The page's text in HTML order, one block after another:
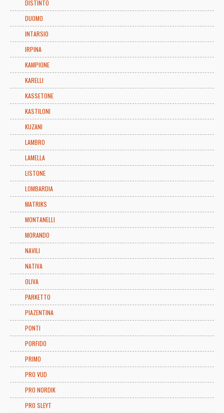
DISTINTO
DUOMO
INTARSIO
IRPINA
KAMPIONE
KARELLI
KASSETONE
KASTILONI
KUZANI
LAMBRO
LAMELLA
LISTONE
LOMBARDIA
MATRIKS
MONTANELLI
MORANDO
NAVILI
NATIVA
OLIVA
PARKETTO
PIAZENTINA
PONTI
PORFIDO
PRIMO
PRO VUD
PRO NORDIK
PRO SLEYT